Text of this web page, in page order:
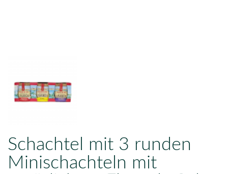
Schachtel mit 3 runden
Minischachteln mit